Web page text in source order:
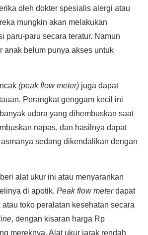
oleh dokter spesialis alergi atau
mungkin akan melakukan
paru-paru secara teratur. Namun
anak belum punya akses untuk
(peak flow meter) juga dapat
Perangkat genggam kecil ini
udara yang dihembuskan saat
napas, dan hasilnya dapat
sedang dikendalikan dengan
alat ukur ini atau menyarankan
di apotik. Peak flow meterdapat
toko peralatan kesehatan secara
, dengan kisaran harga Rp
mereknya. Alat ukur jarak rendah